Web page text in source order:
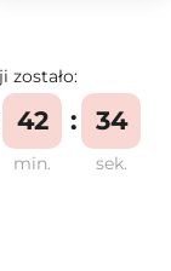
zostało:
min.
42
sek.
33